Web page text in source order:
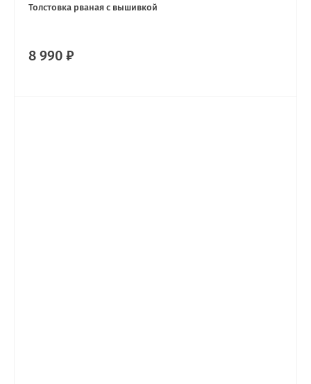
Толстовка рваная с вышивкой
8 990 ₽